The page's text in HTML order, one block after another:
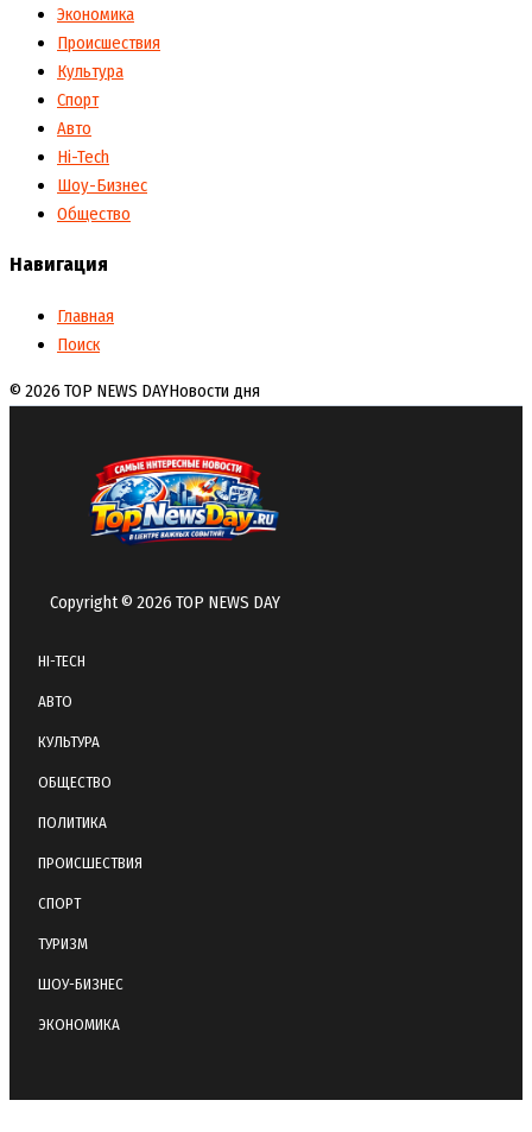
Экономика
Происшествия
Культура
Спорт
Авто
Hi-Tech
Шоу-Бизнес
Общество
Навигация
Главная
Поиск
© 2026 TOP NEWS DAYНовости дня
Copyright © 2026 TOP NEWS DAY
HI-TECH
АВТО
КУЛЬТУРА
ОБЩЕСТВО
ПОЛИТИКА
ПРОИСШЕСТВИЯ
СПОРТ
ТУРИЗМ
ШОУ-БИЗНЕС
ЭКОНОМИКА